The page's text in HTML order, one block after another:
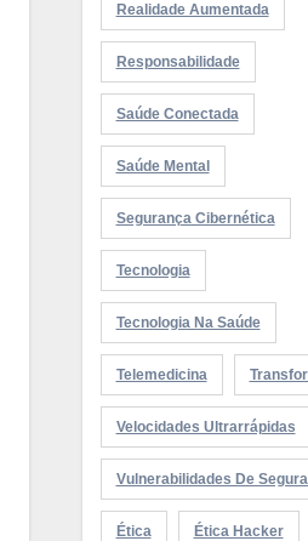
Realidade Aumentada
Responsabilidade
Saúde Conectada
Saúde Mental
Segurança Cibernética
Tecnologia
Tecnologia Na Saúde
Telemedicina
Velocidades Ultrarrápidas
Vulnerabilidades De
Ética Ética Hacker